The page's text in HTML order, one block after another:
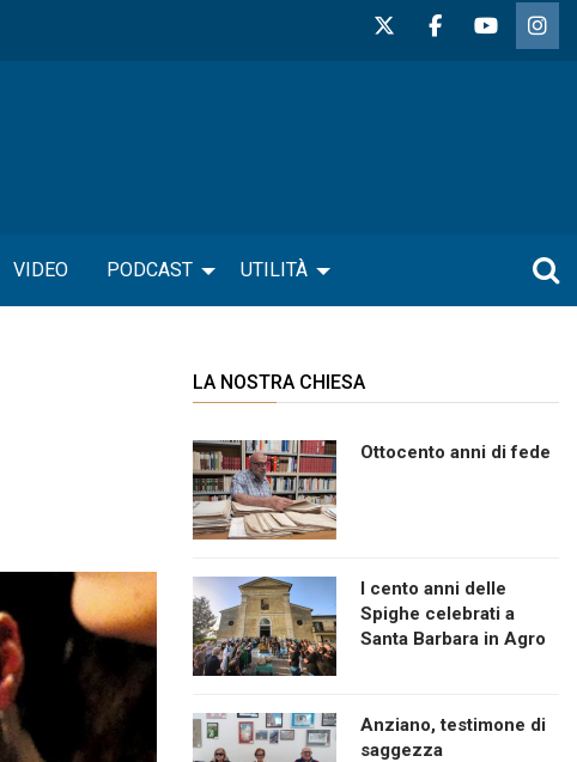
VIDEO PODCAST UTILITÀ
LA NOSTRA CHIESA
Ottocento anni di fede
I cento anni delle
Spighe celebrati a
Santa Barbara in Agro
Anziano, testimone di
saggezza